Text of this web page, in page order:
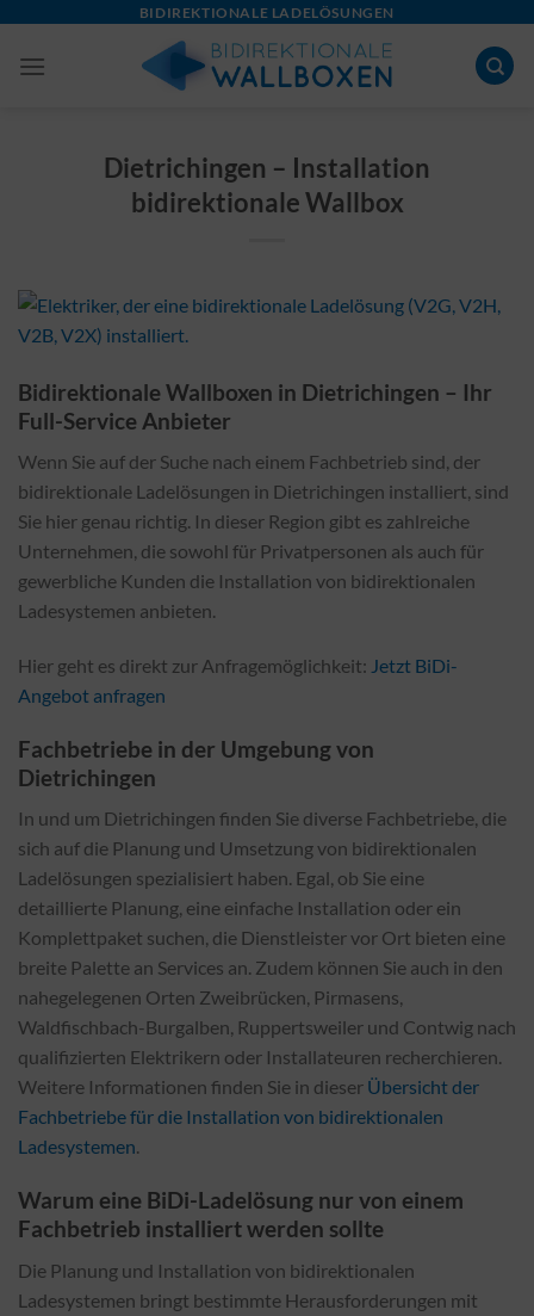
content
BIDIREKTIONALE LADELÖSUNGEN
Dietrichingen – Installation
bidirektionale Wallbox
Bidirektionale Wallboxen in Dietrichingen – Ihr
Full-Service Anbieter
Wenn Sie auf der Suche nach einem Fachbetrieb sind, der
bidirektionale Ladelösungen in Dietrichingen installiert, sind
Sie hier genau richtig. In dieser Region gibt es zahlreiche
Unternehmen, die sowohl für Privatpersonen als auch für
gewerbliche Kunden die Installation von bidirektionalen
Ladesystemen anbieten.
Hier geht es direkt zur Anfragemöglichkeit: Jetzt BiDi-
Angebot anfragen
Fachbetriebe in der Umgebung von
Dietrichingen
In und um Dietrichingen finden Sie diverse Fachbetriebe, die
sich auf die Planung und Umsetzung von bidirektionalen
Ladelösungen spezialisiert haben. Egal, ob Sie eine
detaillierte Planung, eine einfache Installation oder ein
Komplettpaket suchen, die Dienstleister vor Ort bieten eine
breite Palette an Services an. Zudem können Sie auch in den
nahegelegenen Orten Zweibrücken, Pirmasens,
Waldfischbach-Burgalben, Ruppertsweiler und Contwig nach
qualifizierten Elektrikern oder Installateuren recherchieren.
Weitere Informationen finden Sie in dieser Übersicht der
Fachbetriebe für die Installation von bidirektionalen
Ladesystemen.
Warum eine BiDi-Ladelösung nur von einem
Fachbetrieb installiert werden sollte
Die Planung und Installation von bidirektionalen
Ladesystemen bringt bestimmte Herausforderungen mit